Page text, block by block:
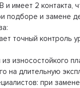
и имеет 2 контакта,
подборе и замене
точный контроль
из износостойкого
на длительную
при